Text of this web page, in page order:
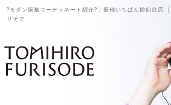
?モダン振袖コーディネート紹介?｜振袖いちばん館仙台店
りそで